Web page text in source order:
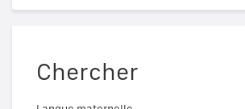
Chercher